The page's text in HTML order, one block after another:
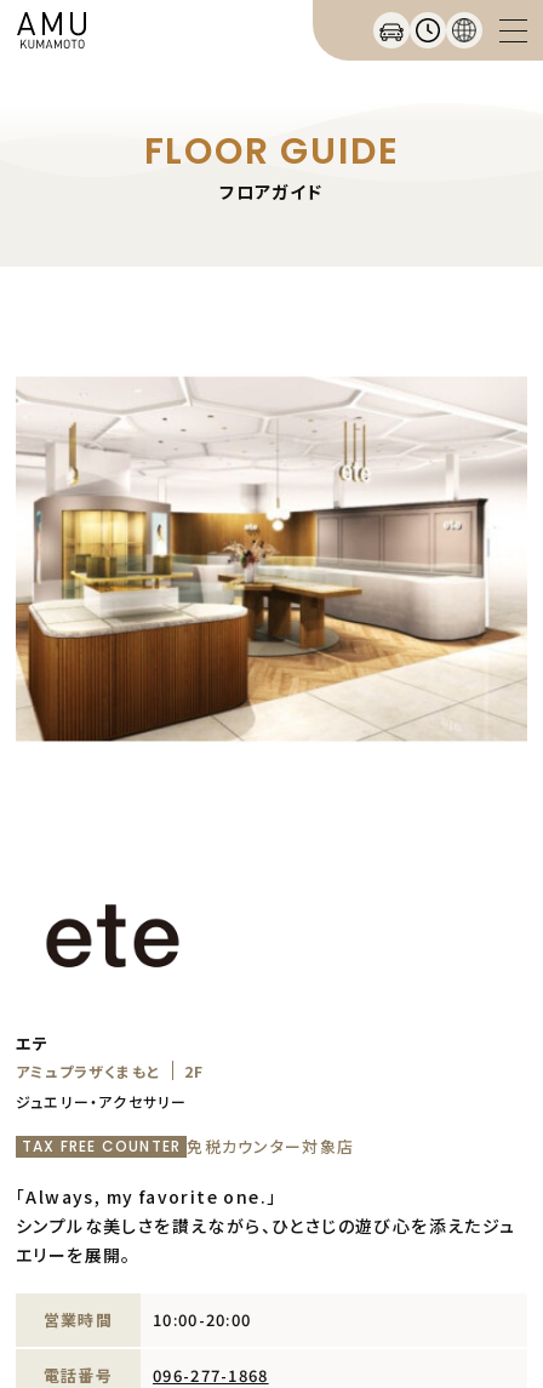
FLOOR GUIDE
フロアガイド
エテ
アミュプラザくまもと
2F
ジュエリー・アクセサリー
TAX FREE COUNTER 免税カウンター対象店
「Always, my favorite one.」
シンプルな美しさを讃えながら、ひとさじの遊び心を添えたジュ
エリーを展開。
営業時間 10:00-20:00
電話番号 096-277-1868